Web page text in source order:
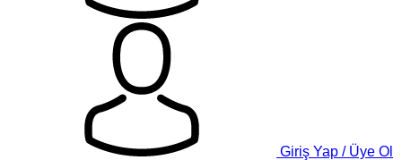
Giriş Yap / Üye Ol